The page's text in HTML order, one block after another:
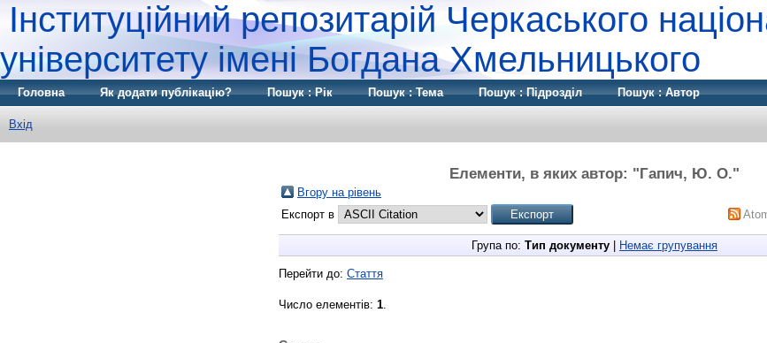
Інституційний репозитарій Черкаського
університету імені Богдана Хмельницького
Головна Як додати публікацію? Пошук : Рік Пошук : Тема Пошук : Підрозділ Пошук : Автор
Вхід
Елементи, в яких автор: "Гапич, Ю. О."
Вгору на рівень
Експорт в
Група по: Тип документу Немає групування
Перейти до: Стаття
Число елементів: 1